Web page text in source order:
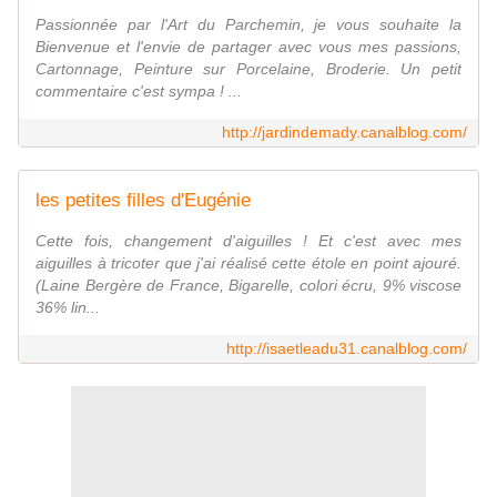
Passionnée par l'Art du Parchemin, je vous souhaite la
Bienvenue et l'envie de partager avec vous mes passions,
Cartonnage, Peinture sur Porcelaine, Broderie. Un petit
commentaire c'est sympa ! ...
http://jardindemady.canalblog.com/
les petites filles d'Eugénie
Cette fois, changement d'aiguilles ! Et c'est avec mes
aiguilles à tricoter que j'ai réalisé cette étole en point ajouré.
(Laine Bergère de France, Bigarelle, colori écru, 9% viscose
36% lin...
http://isaetleadu31.canalblog.com/